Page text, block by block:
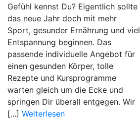
Gefühl kennst Du? Eigentlich sollte
das neue Jahr doch mit mehr
Sport, gesunder Ernährung und viel
Entspannung beginnen. Das
passende individuelle Angebot für
einen gesunden Körper, tolle
Rezepte und Kursprogramme
warten gleich um die Ecke und
springen Dir überall entgegen. Wir
[...] Weiterlesen